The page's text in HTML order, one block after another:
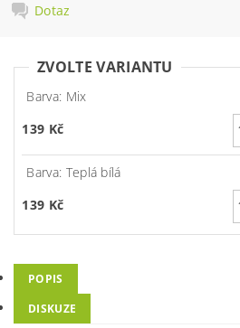
Dotaz
ZVOLTE VARIANTU
Barva: Mix
139 Kč
Barva: Teplá bílá
139 Kč
POPIS
DISKUZE